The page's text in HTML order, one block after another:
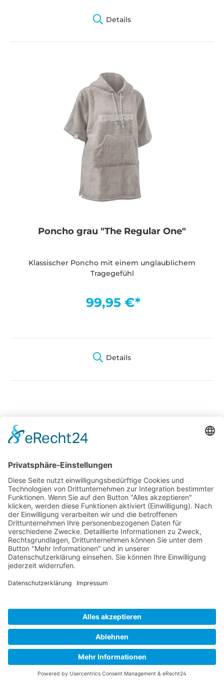
Details
Poncho grau "The Regular One"
Klassischer Poncho mit einem unglaublichem
Tragegefühl
99,95 €*
Details
Poncho baia "The Younger One"
Tragegefühl
79,95 €*